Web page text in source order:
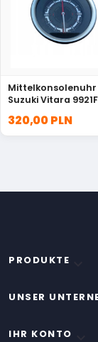
Mittelkonsolenuhr
Suzuki Vitara
320,00 PLN
PRODUKTE
UNSER
IHR KONTO